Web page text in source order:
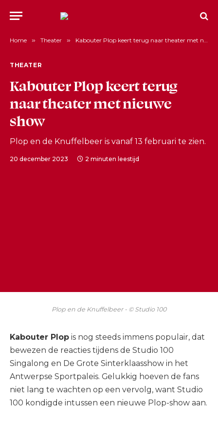
Home » Theater » Kabouter Plop keert terug naar theater met nieuwe show
THEATER
Kabouter Plop keert terug
naar theater met nieuwe
show
Plop en de Knuffelbeer is vanaf 13 februari te zien.
20 december 2023 2 minuten leestijd
Plop en de Knuffelbeer - © Studio 100
Kabouter Plop is nog steeds immens populair, dat
bewezen de reacties tijdens de Studio 100
Singalong en De Grote Sinterklaasshow in het
Antwerpse Sportpaleis. Gelukkig hoeven de fans
niet lang te wachten op een vervolg, want Studio
100 kondigde intussen een nieuwe Plop-show aan.